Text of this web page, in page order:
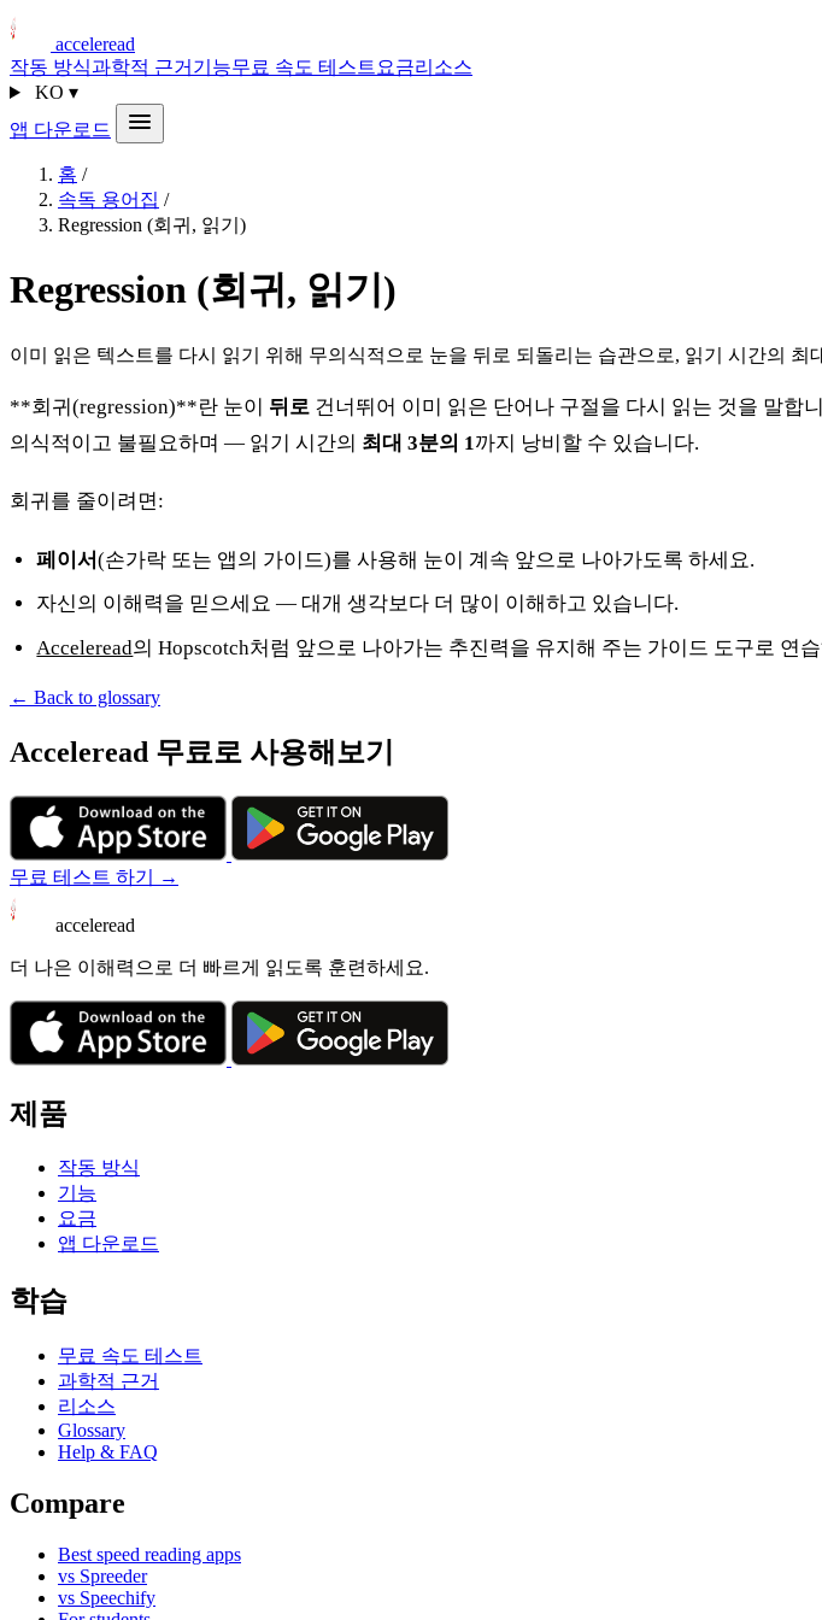
acceleread
작동 방식과학적 근거 기능무료 속도 테스트 요금리소스
KO ▾
앱 다운로드
홈 /
속독 용어집 /
Regression (회귀, 읽기)
Regression (회귀, 읽기)
이미 읽은 텍스트를 다시 읽기 위해 무의식적으로 눈을 뒤로 되돌리는 습관으로, 읽기 시간의 최
**회귀(regression)**란 눈이 뒤로 건너뛰어 이미 읽은 단어나 구절을 다시 읽는 것을 말합
의식적이고 불필요하며 — 읽기 시간의 최대 3분의 1까지 낭비할 수 있습니다.
회귀를 줄이려면:
페이서(손가락 또는 앱의 가이드)를 사용해 눈이 계속 앞으로 나아가도록 하세요.
자신의 이해력을 믿으세요 — 대개 생각보다 더 많이 이해하고 있습니다.
Acceleread의 Hopscotch처럼 앞으로 나아가는 추진력을 유지해 주는 가이드 도구로 연
← Back to glossary
Acceleread 무료로 사용해보기
무료 테스트 하기 →
acceleread
더 나은 이해력으로 더 빠르게 읽도록 훈련하세요.
제품
작동 방식
기능
요금
앱 다운로드
학습
무료 속도 테스트
과학적 근거
리소스
Glossary
Help & FAQ
Compare
Best speed reading apps
vs Spreeder
vs Speechify